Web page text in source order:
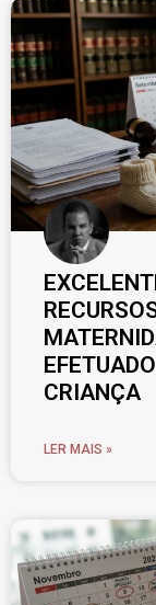
CRIANÇA
LER MAIS »